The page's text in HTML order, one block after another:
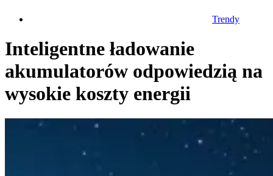
Trendy
Inteligentne ładowanie
akumulatorów odpowiedzią na
wysokie koszty energii